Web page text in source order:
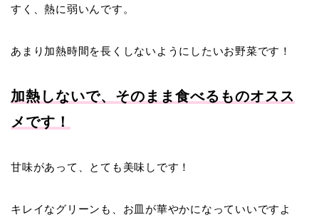
すく、熱に弱いんです。
あまり加熱時間を長くしないようにしたいお野菜です！
加熱しないで、そのまま食べるものオスス
メです！
甘味があって、とても美味しです！
キレイなグリーンも、お皿が華やかになっていいですよ